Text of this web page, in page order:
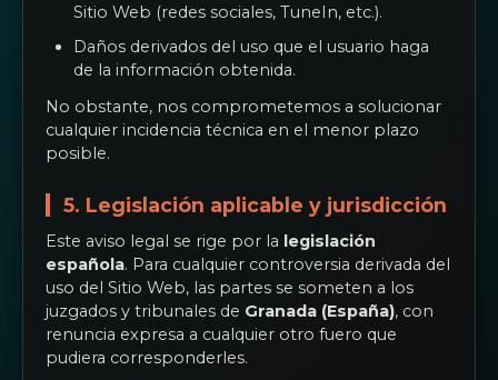
Sitio Web (redes sociales, TuneIn, etc.).
Daños derivados del uso que el usuario haga
de la información obtenida.
No obstante, nos comprometemos a solucionar
cualquier incidencia técnica en el menor plazo
posible.
5. Legislación aplicable y jurisdicción
Este aviso legal se rige por la legislación
española. Para cualquier controversia derivada del
uso del Sitio Web, las partes se someten a los
juzgados y tribunales de Granada (España), con
renuncia expresa a cualquier otro fuero que
pudiera corresponderles.